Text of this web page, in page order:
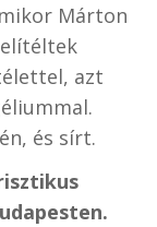
Márton
azt
és sírt.